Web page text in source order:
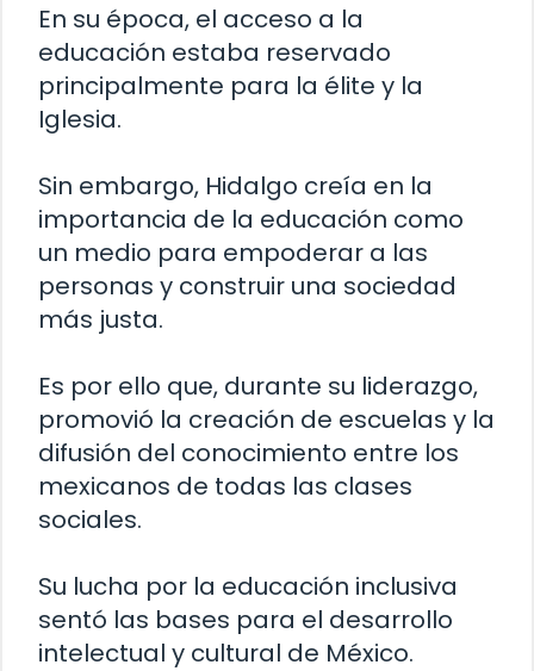
En su época, el acceso a la
educación estaba reservado
principalmente para la élite y la
Iglesia.
Sin embargo, Hidalgo creía en la
importancia de la educación como
un medio para empoderar a las
personas y construir una sociedad
más justa.
Es por ello que, durante su liderazgo,
promovió la creación de escuelas y la
difusión del conocimiento entre los
mexicanos de todas las clases
sociales.
Su lucha por la educación inclusiva
sentó las bases para el desarrollo
intelectual y cultural de México.